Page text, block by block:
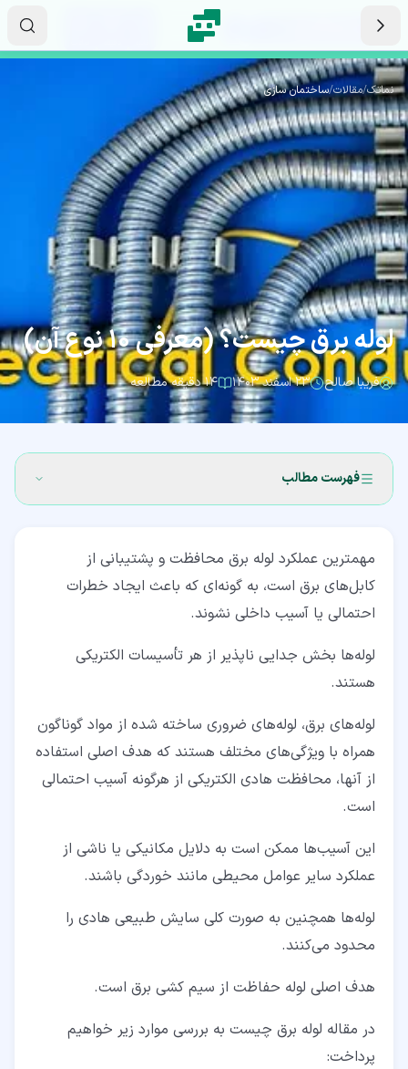
نماتک/مقالات/ساختمان سازی
لوله برق چیست؟ (معرفی 10 نوع آن)
فریبا صالح ۲۳ اسفند ۱۴۰۳ ۱۴ دقیقه مطالعه
فهرست مطالب
۱‏-‏۱‏- چه زمانی از لوله برق برای سیم کشی برق استفاده کنیم؟
۱‏-‏۲‏- چند سیم می تواند در یک لوله برق باشد؟
۱‏-‏۳‏- نحوه خم کردن لوله برق
۱‏-‏۴‏- ساخت لوله برق
۲‏- انواع لوله برق
۲‏-‏۱‏- لوله فلزی برق
مهمترین عملکرد لوله برق محافظت و پشتیبانی از
کابل‌های برق است، به گونه‌ای که باعث ایجاد خطرات
احتمالی یا آسیب داخلی نشوند.
لوله‌ها بخش جدایی ناپذیر از هر تأسیسات الکتریکی
هستند.
لوله‌های برق، لوله‌های ضروری ساخته شده از مواد گوناگون
همراه با ویژگی‌های مختلف هستند که هدف اصلی استفاده
از آنها، محافظت هادی الکتریکی از هرگونه آسیب احتمالی
است.
این آسیب‌ها ممکن است به دلایل مکانیکی یا ناشی از
عملکرد سایر عوامل محیطی مانند خوردگی باشند.
لوله‌ها همچنین به صورت کلی سایش طبیعی هادی را
محدود می‌کنند.
هدف اصلی لوله حفاظت از سیم کشی برق است.
در مقاله لوله برق چیست به بررسی موارد زیر خواهیم
پرداخت: